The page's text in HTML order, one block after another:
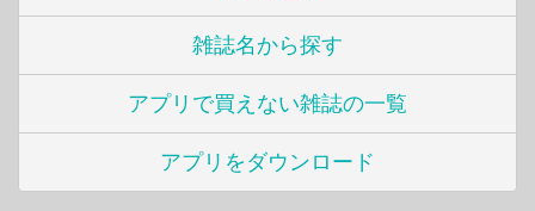
雑誌名から探す
アプリで買えない雑誌の一覧
アプリをダウンロード